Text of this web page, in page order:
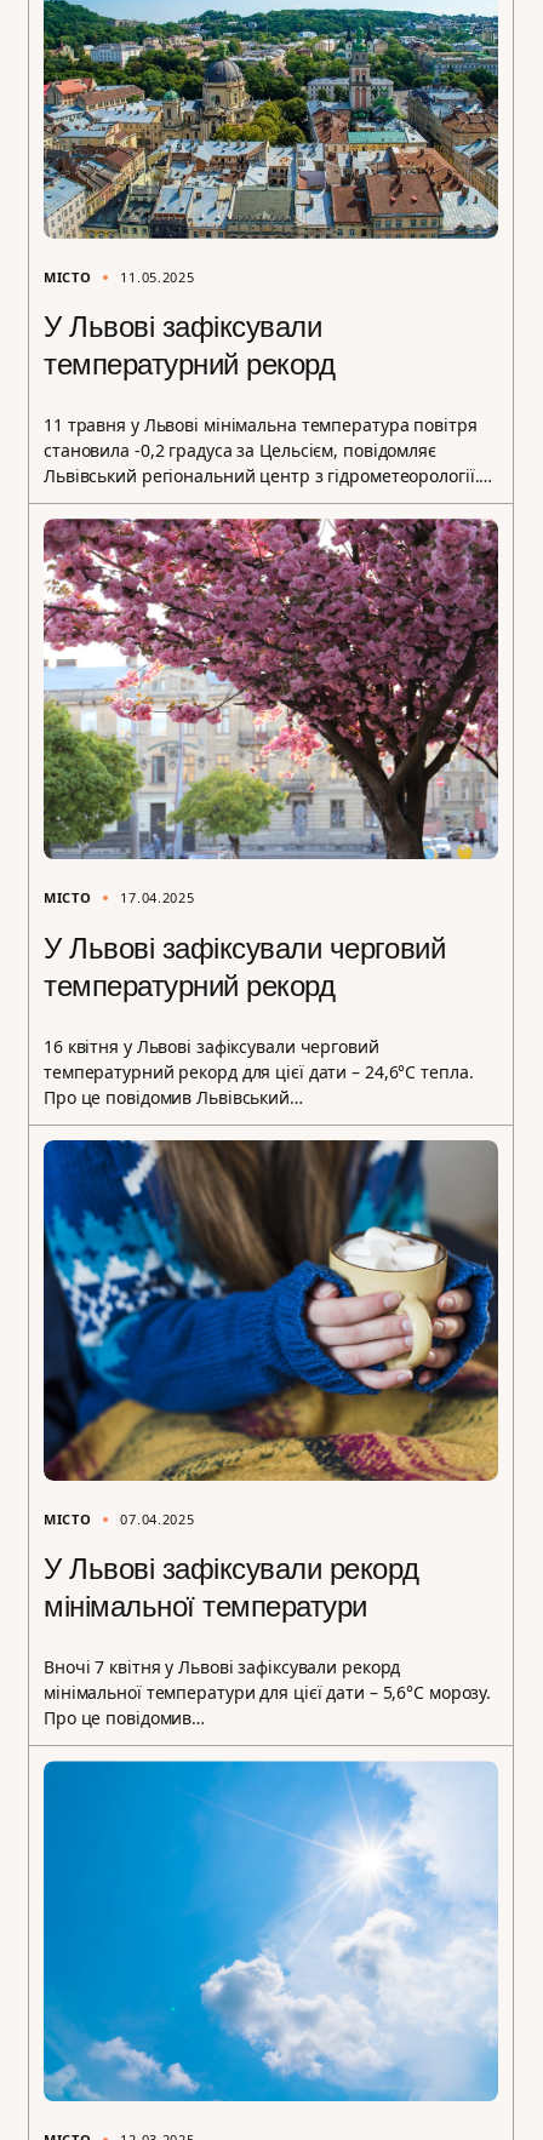
МІСТО 11.05.2025
У Львові зафіксували
температурний рекорд
11 травня у Львові мінімальна температура повітря
становила -0,2 градуса за Цельсієм, повідомляє
Львівський регіональний центр з гідрометеорології.…
МІСТО 17.04.2025
У Львові зафіксували черговий
температурний рекорд
16 квітня у Львові зафіксували черговий
температурний рекорд для цієї дати – 24,6°С тепла.
Про це повідомив Львівський…
МІСТО 07.04.2025
У Львові зафіксували рекорд
мінімальної температури
Вночі 7 квітня у Львові зафіксували рекорд
мінімальної температури для цієї дати – 5,6°С морозу.
Про це повідомив…